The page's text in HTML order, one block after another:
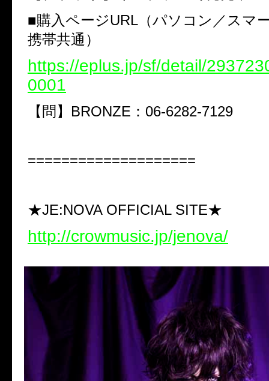
■購入ページURL（パソコン／スマ
携帯共通）
https://eplus.jp/sf/detail/
0001
【問】BRONZE：06-6282-7129
====================
★JE:NOVA OFFICIAL SITE★
http://crowmusic.jp/jenova/